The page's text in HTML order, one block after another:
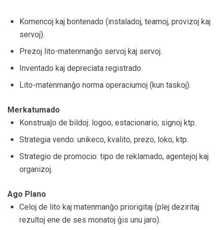
Komencoj kaj bontenado (instaladoj, teamoj, provizoj kaj
servoj).
Prezoj lito-matenmanĝo servoj kaj servoj.
Inventado kaj depreciata registrado.
Lito-matenmanĝo norma operaciumoj (kun taskoj).
Merkatumado
Konstruaĵo de bildoj: logoo, estacionario, signoj ktp.
Strategia vendo: unikeco, kvalito, prezo, loko, ktp.
Strategio de promocio: tipo de reklamado, agentejoj kaj
organizoj.
Ago Plano
Celoj de lito kaj matenmanĝo priorigitaj (plej deziritaj
rezultoj ene de ses monatoj ĝis unu jaro).